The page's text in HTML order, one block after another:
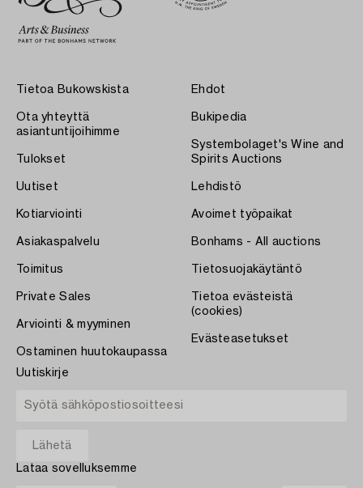
Tietoa Bukowskista
Ota yhteyttä
asiantuntijoihimme
Tulokset
Uutiset
Kotiarviointi
Asiakaspalvelu
Toimitus
Private Sales
Arviointi & myyminen
Ostaminen huutokaupassa
Ehdot
Bukipedia
Systembolaget's Wine and
Spirits Auctions
Lehdistö
Avoimet työpaikat
Bonhams - All auctions
Tietosuojakäytäntö
Tietoa evästeistä
(cookies)
Evästeasetukset
Uutiskirje
Lataa sovelluksemme